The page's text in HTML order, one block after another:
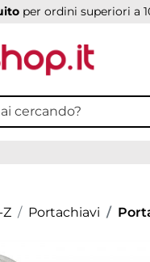
per ordini superiori a
Z Portachiavi